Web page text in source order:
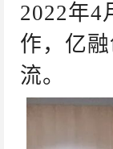
2022年4
作，亿
流。